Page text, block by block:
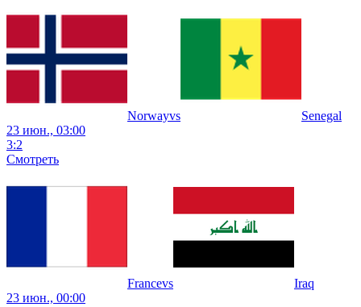
Norwayvs
Senegal
23 июн., 03:00
3:2
Смотреть
Francevs
Iraq
23 июн., 00:00